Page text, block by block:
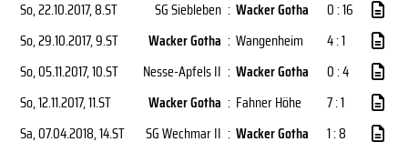
So, 22.10.2017, 8.ST SG Siebleben : Wacker Gotha
0 : 16
So, 29.10.2017, 9.ST Wacker Gotha : Wangenheim
4 : 1
So, 05.11.2017, 10.ST Nesse-Apfels II : Wacker Gotha
0 : 4
So, 12.11.2017, 11.ST Wacker Gotha : Fahner Höhe
7 : 1
Sa, 07.04.2018, 14.ST SG Wechmar II : Wacker Gotha
1 : 8